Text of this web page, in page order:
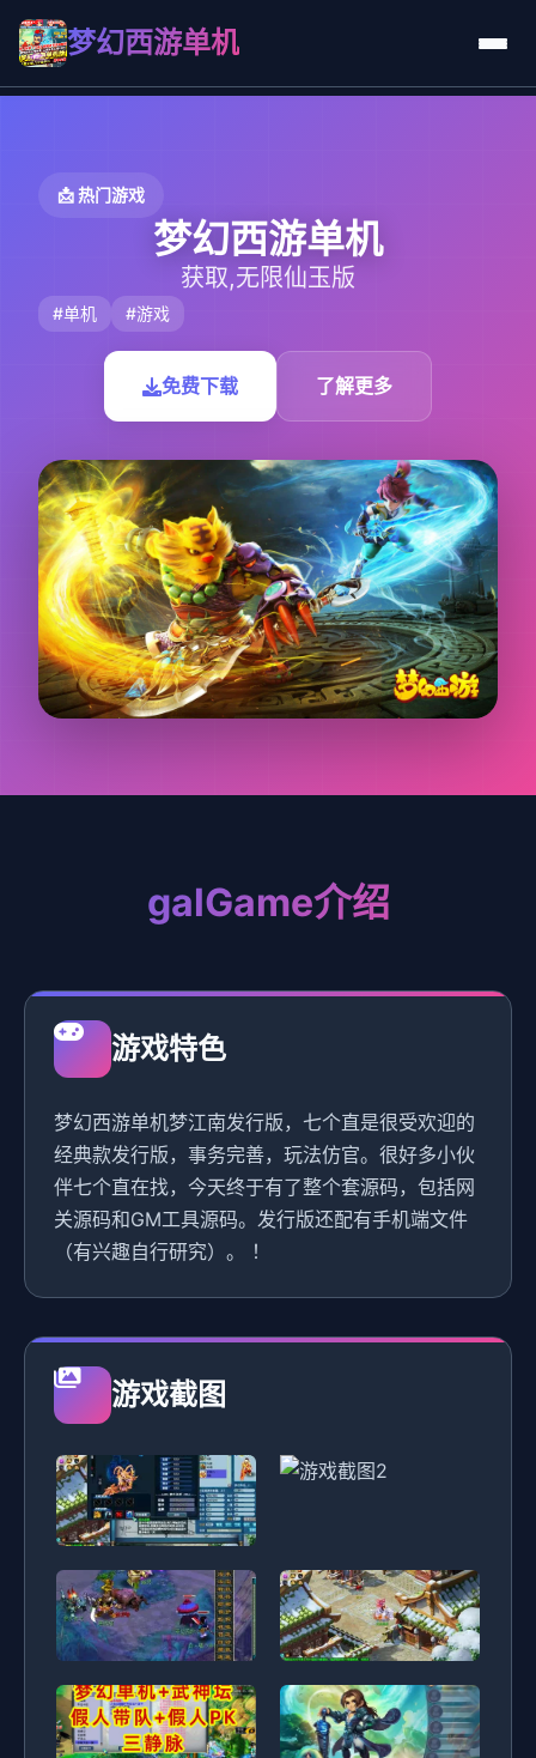
梦幻西游单机
📩 热门游戏
梦幻西游单机
获取,无限仙玉版
#单机 #游戏
免费下载 了解更多
galGame介绍
游戏特色
梦幻西游单机梦江南发行版，七个直是很受欢迎的
经典款发行版，事务完善，玩法仿官。很好多小伙
伴七个直在找，今天终于有了整个套源码，包括网
关源码和GM工具源码。发行版还配有手机端文件
（有兴趣自行研究）。 ！
游戏截图